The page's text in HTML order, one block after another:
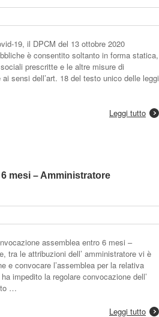
19, il DPCM del 13 ottobre 2020
è consentito soltanto in forma statica,
prescritte e le altre misure di
sensi dell’art. 18 del testo unico delle leggi
Leggi tutto
mesi – Amministratore
assemblea entro 6 mesi –
tra le attribuzioni dell’ amministratore vi è
e convocare l’assemblea per la relativa
impedito la regolare convocazione dell’
…
Leggi tutto